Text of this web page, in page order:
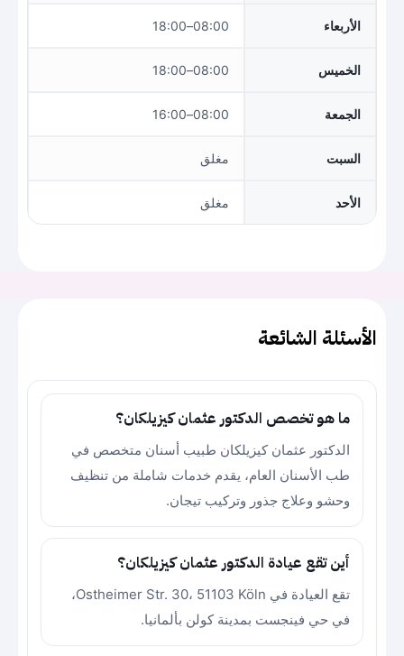
الأربعاء 08:00–18:00
الخميس 08:00–18:00
الجمعة 08:00–16:00
السبت مغلق
الأحد مغلق
الأسئلة الشائعة
ما هو تخصص الدكتور عثمان كيزيلكان؟
الدكتور عثمان كيزيلكان طبيب أسنان متخصص في
طب الأسنان العام، يقدم خدمات شاملة من تنظيف
وحشو وعلاج جذور وتركيب تيجان.
أين تقع عيادة الدكتور عثمان كيزيلكان؟
تقع العيادة في Ostheimer Str. 30، 51103 Köln،
في حي فينجست بمدينة كولن بألمانيا.